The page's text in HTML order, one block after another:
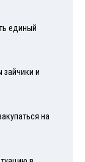
единый
и
на